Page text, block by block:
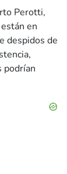
Perotti,
en
despidos de
podrían